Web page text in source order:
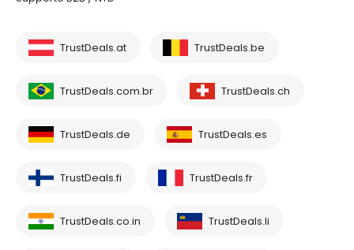
TrustDeals.at TrustDeals.be
TrustDeals.com.br TrustDeals.ch
TrustDeals.de TrustDeals.es
TrustDeals.fi TrustDeals.fr
TrustDeals.co.in TrustDeals.li